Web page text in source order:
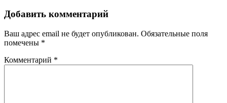
Добавить комментарий
Ваш адрес email не будет опубликован. Обязательные поля
помечены *
Комментарий *